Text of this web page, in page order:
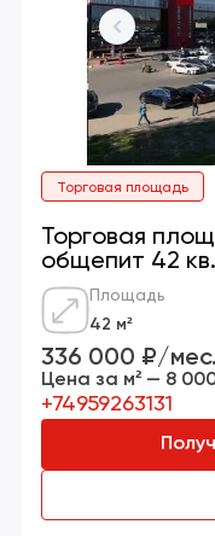
Торговая площадь
Торговая
общепит 42
Площадь
42 м²
336 000 ₽/мес.
Цена за м² — 8
+74959263131